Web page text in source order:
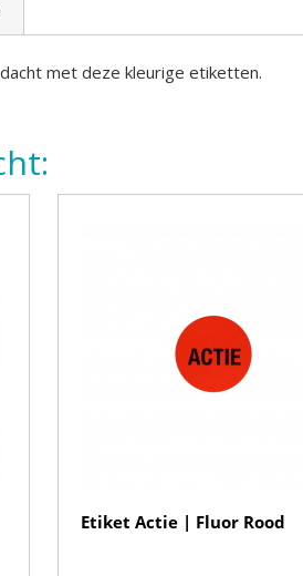
met deze kleurige etiketten.
Etiket Actie | Fluor Rood